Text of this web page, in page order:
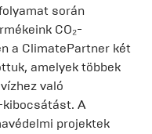
során
CO₂-
a ClimatePartner két
amelyek többek
való
kibocsátást. A
projektek